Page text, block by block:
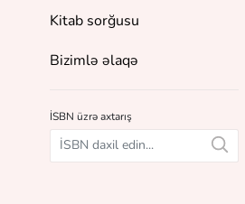
Kitab sorğusu
Bizimlə əlaqə
İSBN üzrə axtarış